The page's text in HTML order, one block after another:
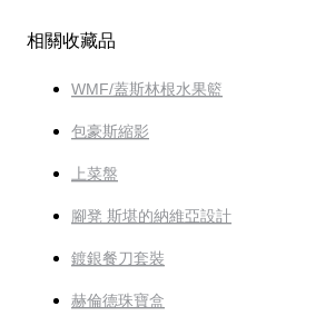
相關收藏品
WMF/蓋斯林根水果籃
包豪斯縮影
上菜盤
腳凳 斯堪的納維亞設計
鍍銀餐刀套裝
赫倫德珠寶盒